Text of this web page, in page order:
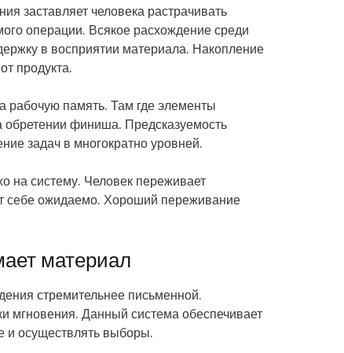
заставляет человека растрачивать
операции. Всякое расхождение среди
в восприятии материала. Накопление
продукта.
рабочую память. Там где элементы
финиша. Предсказуемость
задач в многократно уровней.
на систему. Человек переживает
себе ожидаемо. Хороший переживание
материал
стремительнее письменной.
мгновения. Данный система обеспечивает
и осуществлять выборы.